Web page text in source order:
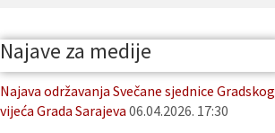
Najave za medije
Najava održavanja Svečane sjednice Gradskog
vijeća Grada Sarajeva 06.04.2026. 17:30